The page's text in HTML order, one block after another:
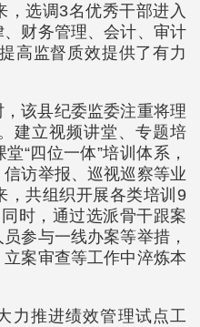
选调3名优秀干部进入
财务管理、会计、审计
高监督质效提供了有力
该县纪委监委注重将理
建立视频讲堂、专题培
“四位一体”培训体系，
访举报、巡视巡察等业
，共组织开展各类培训9
时，通过选派骨干跟案
参与一线办案等举措，
案审查等工作中淬炼本
力推进绩效管理试点工